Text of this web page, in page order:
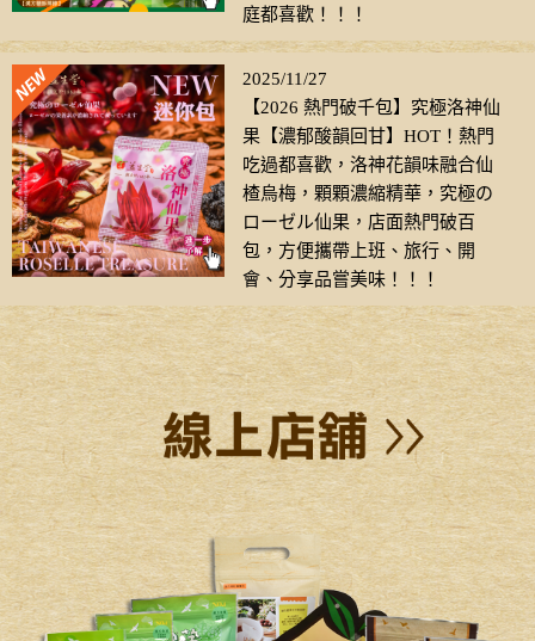
庭都喜歡！！！
2025/11/27
【2026 熱門破千包】究極洛神仙
果【濃郁酸韻回甘】HOT！熱門
吃過都喜歡，洛神花韻味融合仙
楂烏梅，顆顆濃縮精華，究極の
ローゼル仙果，店面熱門破百
包，方便攜帶上班、旅行、開
會、分享品嘗美味！！！